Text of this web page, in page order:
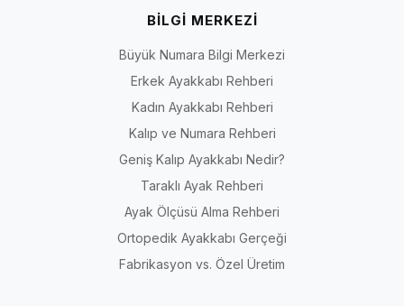
BİLGİ MERKEZİ
Büyük Numara Bilgi Merkezi
Erkek Ayakkabı Rehberi
Kadın Ayakkabı Rehberi
Kalıp ve Numara Rehberi
Geniş Kalıp Ayakkabı Nedir?
Taraklı Ayak Rehberi
Ayak Ölçüsü Alma Rehberi
Ortopedik Ayakkabı Gerçeği
Fabrikasyon vs. Özel Üretim